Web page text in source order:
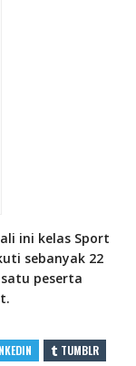
ini kelas Sport
sebanyak 22
peserta
TUMBLR